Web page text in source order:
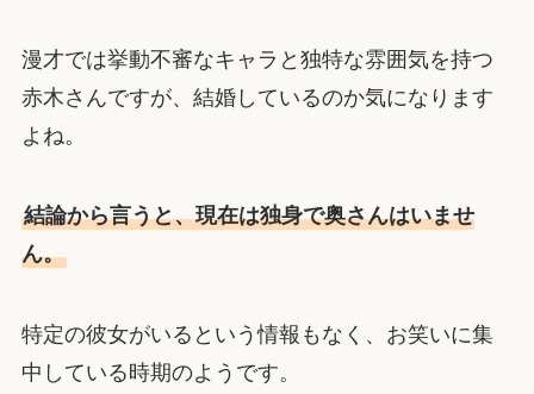
漫才では挙動不審なキャラと独特な雰囲気を持つ
赤木さんですが、結婚しているのか気になります
よね。
結論から言うと、現在は独身で奥さんはいませ
ん。
特定の彼女がいるという情報もなく、お笑いに集
中している時期のようです。